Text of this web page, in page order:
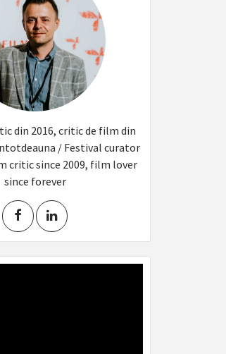
din 2016, critic de film din
/ Festival curator
critic since 2009, film lover
since forever